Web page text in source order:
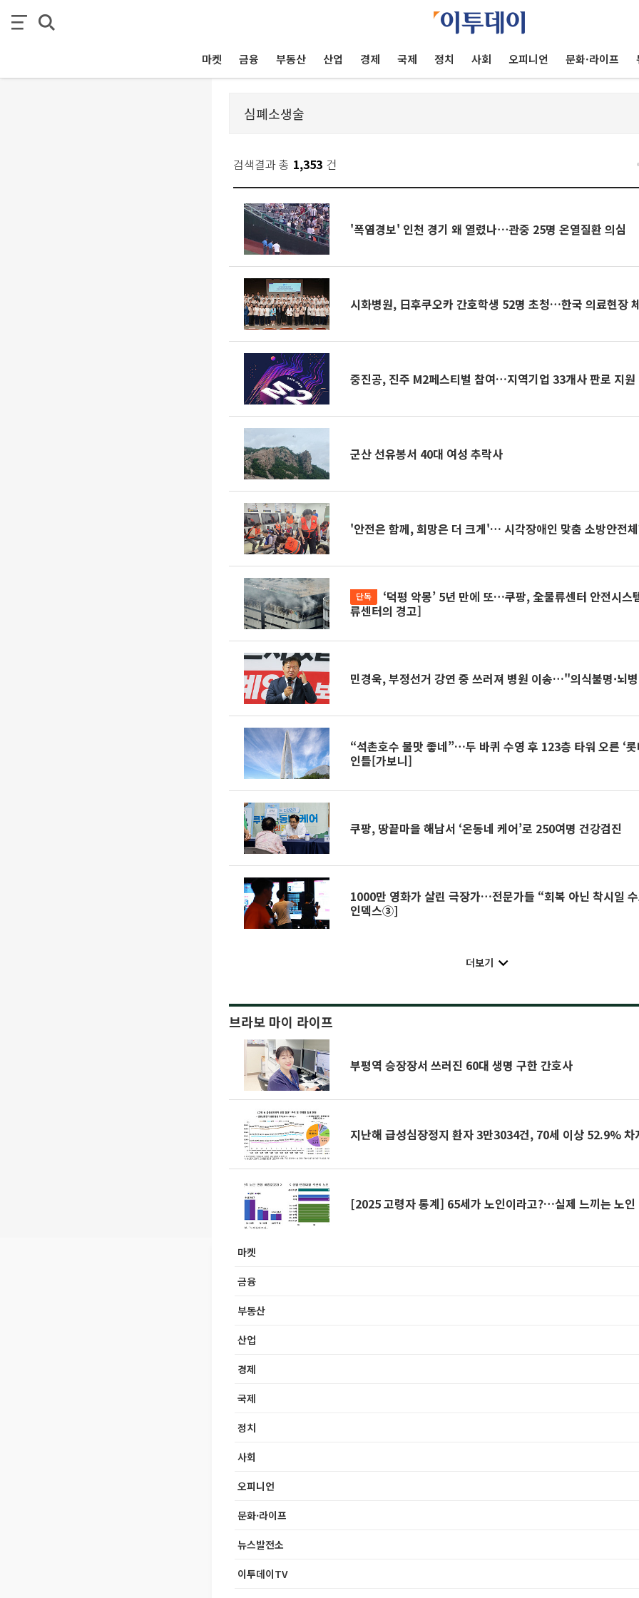
마켓 금융 부동산 산업 경제 국제 정치 사회 오피니언 문화·라이프
검색결과 총 1,353 건
'폭염경보' 인천 경기 왜 열렸나⋯관중 25명 온열질환 의심
시화병원, 日후쿠오카 간호학생 52명 초청…한국 의료현장
중진공, 진주 M2페스티벌 참여…지역기업 33개사 판로 지원
군산 선유봉서 40대 여성 추락사
'안전은 함께, 희망은 더 크게'… 시각장애인 맞춤 소방안전
단독
류센터의 경고]
민경욱, 부정선거 강연 중 쓰러져 병원 이송…"의식불명·뇌
“석촌호수 물맛 좋네”…두 바퀴 수영 후 123층 타워 오른 ‘롯
인들[가보니]
쿠팡, 땅끝마을 해남서 ‘온동네 케어’로 250여명 건강검진
1000만 영화가 살린 극장가…전문가들 “회복 아닌 착시일
인덱스③]
더보기
브라보 마이 라이프
부평역 승장장서 쓰러진 60대 생명 구한 간호사
지난해 급성심장정지 환자 3만3034건, 70세 이상 52.9% 차
[2025 고령자 통계] 65세가 노인이라고?…실제 느끼는 노인
마켓
금융
부동산
산업
경제
국제
정치
사회
오피니언
문화·라이프
뉴스발전소
이투데이TV